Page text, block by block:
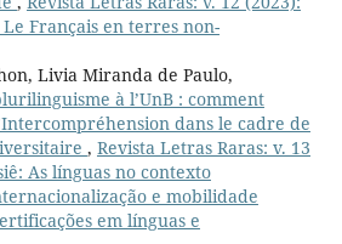
Le Français en terres non-
Livia Miranda de Paulo,
à l’UnB : comment
dans le cadre de
, Revista Letras Raras: v. 13
As línguas no contexto
e mobilidade
em línguas e